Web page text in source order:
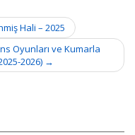
Hali – 2025
Oyunları ve Kumarla
2026) →